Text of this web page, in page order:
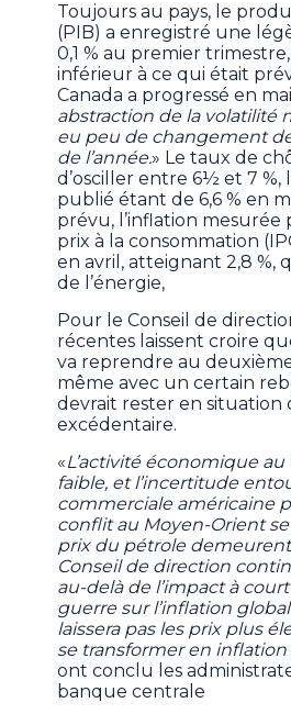
Toujours au pays, le
(PIB) a enregistré une
0,1 % au premier
inférieur à ce qui était
Canada a progressé en
abstraction de la volatilité
eu peu de changement
de l’année.» Le taux de
d’osciller entre 6½ et 7
publié étant de 6,6 % en
prévu, l’inflation mesurée
prix à la consommation
en avril, atteignant 2,8 %,
de l’énergie,
Pour le Conseil de
récentes laissent croire
va reprendre au
même avec un certain
devrait rester en situation
excédentaire.
«L’activité économique au
faible, et l’incertitude
commerciale américaine
conflit au Moyen-Orient
prix du pétrole demeurent
Conseil de direction
au-delà de l’impact à
guerre sur l’inflation
laissera pas les prix plus
se transformer en
ont conclu les
banque centrale